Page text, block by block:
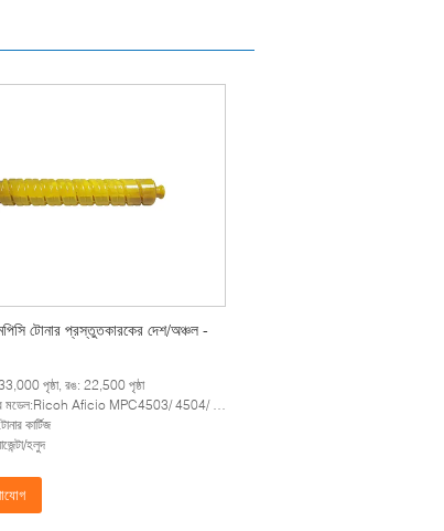
টোনার প্রস্তুতকারকের দেশ/অঞ্চল -
পৃষ্ঠা, রঙ: 22,500 পৃষ্ঠা
মডেল:Ricoh Aficio MPC4503/ 4504/ 5503/ 6003/ 6004
কার্টিজ
হলুদ